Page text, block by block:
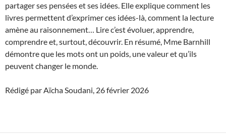
partager ses pensées et ses idées. Elle explique comment les
livres permettent d’exprimer ces idées-là, comment la lecture
amène au raisonnement… Lire c’est évoluer, apprendre,
comprendre et, surtout, découvrir. En résumé, Mme Barnhill
démontre que les mots ont un poids, une valeur et qu’ils
peuvent changer le monde.
Rédigé par Aïcha Soudani, 26 février 2026